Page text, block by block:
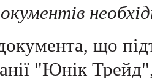
що
"Юнік